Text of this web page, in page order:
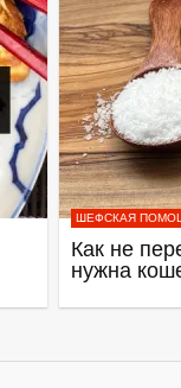
ШЕФСКАЯ
Как не
нужна